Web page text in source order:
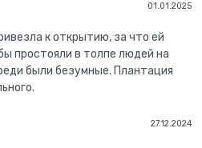
01.01.2025
к открытию, за что ей
простояли в толпе людей на
были безумные. Плантация
27.12.2024